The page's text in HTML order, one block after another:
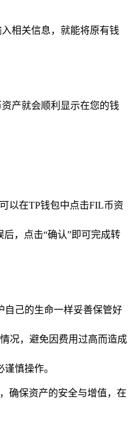
相关信息，就能将原有钱
产就会顺利显示在您的钱
以在TP钱包中点击FIL币资
，点击“确认”即可完成转
自己的生命一样妥善保管好
况，避免因费用过高而造成
慎操作。
确保资产的安全与增值，在